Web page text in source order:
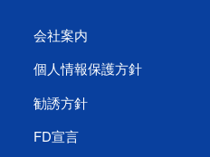
会社案内
個人情報保護方針
勧誘方針
FD宣言